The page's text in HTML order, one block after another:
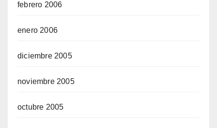
febrero 2006
enero 2006
diciembre 2005
noviembre 2005
octubre 2005